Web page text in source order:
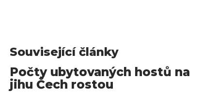
Související články
Počty ubytovaných hostů na
jihu Čech rostou